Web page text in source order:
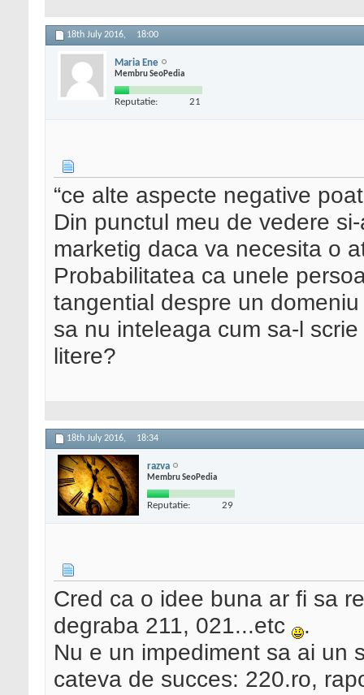
18th July 2016, 18:00
Maria Ene
Membru SeoPedia
Reputatie: 21
“ce alte aspecte negative
Din punctul meu de vedere
marketig daca va necesita o
Probabilitatea ca unele
tangential despre un
sa nu inteleaga cum sa-l
litere?
18th July 2016, 18:34
razva
Membru SeoPedia
Reputatie: 29
Cred ca o idee buna ar fi sa
degraba 211, 021...etc
.
Nu e un impediment sa ai un
cateva de succes: 220.ro,